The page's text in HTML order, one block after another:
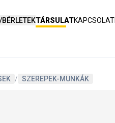
TÁRSULATKAPCSOLAT
/ SZEREPEK-MUNKÁK